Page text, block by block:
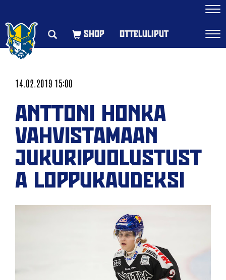
OTTELULIPUT
14.02.2019 15:00
ANTTONI HONKA
VAHVISTAMAAN
JUKURIPUOLUSTUST
A LOPPUKAUDEKSI